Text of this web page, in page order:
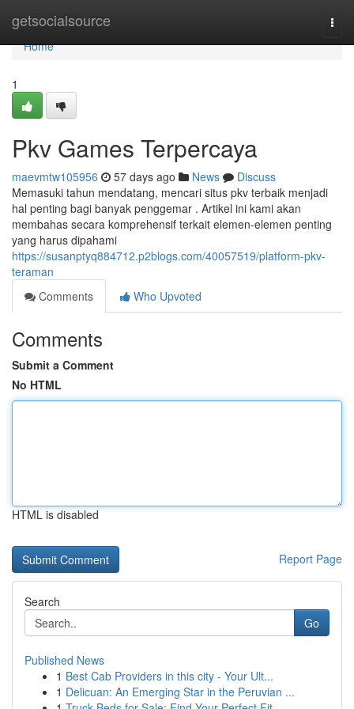
getsocialsource
Home
Home
1
Pkv Games Terpercaya
maevmtw105956 57 days ago News
Discuss
Memasuki tahun mendatang, mencari situs pkv terbaik menjadi
hal penting bagi banyak penggemar . Artikel ini kami akan
membahas secara komprehensif terkait elemen-elemen penting
yang harus dipahami
https://susanptyq884712.p2blogs.com/40057519/platform-pkv-
teraman
Comments
Who Upvoted
Comments
Submit a Comment
No HTML
HTML is disabled
Report Page
Search
Go
Published News
1 Best Cab Providers in this city - Your Ult...
1 Delicuan: An Emerging Star in the Peruvian ...